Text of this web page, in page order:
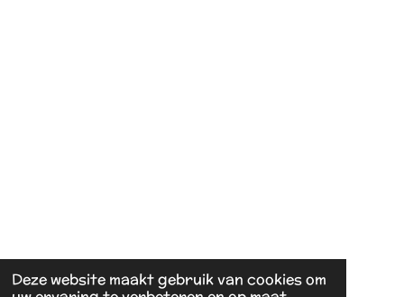
Deze website maakt gebruik van cookies om